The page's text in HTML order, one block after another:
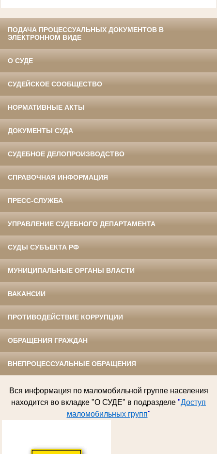
ПОДАЧА ПРОЦЕССУАЛЬНЫХ ДОКУМЕНТОВ В
ЭЛЕКТРОННОМ ВИДЕ
О СУДЕ
СУДЕЙСКОЕ СООБЩЕСТВО
НОРМАТИВНЫЕ АКТЫ
ДОКУМЕНТЫ СУДА
СУДЕБНОЕ ДЕЛОПРОИЗВОДСТВО
СПРАВОЧНАЯ ИНФОРМАЦИЯ
ПРЕСС-СЛУЖБА
УПРАВЛЕНИЕ СУДЕБНОГО ДЕПАРТАМЕНТА
СУДЫ СУБЪЕКТА РФ
МУНИЦИПАЛЬНЫЕ ОРГАНЫ ВЛАСТИ
ВАКАНСИИ
ПРОТИВОДЕЙСТВИЕ КОРРУПЦИИ
ОБРАЩЕНИЯ ГРАЖДАН
ВНЕПРОЦЕССУАЛЬНЫЕ ОБРАЩЕНИЯ
Вся информация по маломобильной группе населения
находится во вкладке "О СУДЕ" в подразделе "Доступ
маломобильных групп"